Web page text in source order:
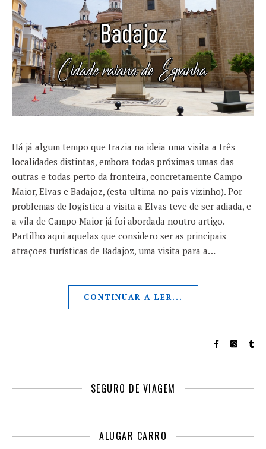
Há já algum tempo que trazia na ideia uma visita a três
localidades distintas, embora todas próximas umas das
outras e todas perto da fronteira, concretamente Campo
Maior, Elvas e Badajoz, (esta ultima no país vizinho). Por
problemas de logística a visita a Elvas teve de ser adiada, e
a vila de Campo Maior já foi abordada noutro artigo.
Partilho aqui aquelas que considero ser as principais
atrações turísticas de Badajoz, uma visita para a…
CONTINUAR A LER...
SEGURO DE VIAGEM
ALUGAR CARRO